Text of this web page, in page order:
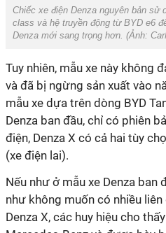
Chiếc xe điện Denza nguyên bản sử
class và hệ truyền động từ BYD e6
Denza mới sang trọng hơn. (Ảnh:
Tuy nhiên, mẫu xe này không
và đã bị ngừng sản xuất vào
mẫu xe dựa trên dòng BYD
Denza ban đầu, chỉ có phiên
điện, Denza X có cả hai tùy
(xe điện lai).
Nếu như ở mẫu xe Denza ban
như không muốn có nhiều
Denza X, các huy hiệu cho